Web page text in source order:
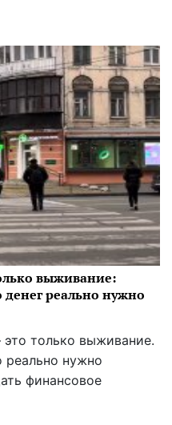
выживание:
денег реально нужно
только выживание.
реально нужно
финансовое